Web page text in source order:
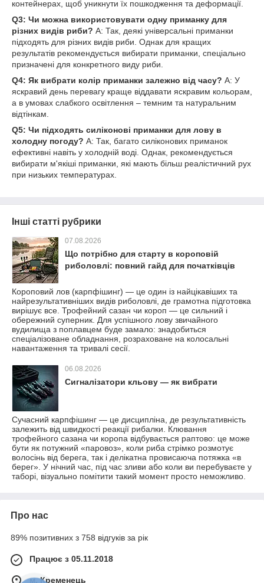
контейнерах, щоб уникнути їх пошкодження та деформації.
Q3: Чи можна використовувати одну приманку для
різних видів риби? A: Так, деякі універсальні приманки
підходять для різних видів риби. Однак для кращих
результатів рекомендується вибирати приманки, спеціально
призначені для конкретного виду риби.
Q4: Як вибрати колір приманки залежно від часу? A: У
яскравий день перевагу краще віддавати яскравим кольорам,
а в умовах слабкого освітлення – темним та натуральним
відтінкам.
Q5: Чи підходять силіконові приманки для лову в
холодну погоду? A: Так, багато силіконових приманок
ефективні навіть у холодній воді. Однак, рекомендується
вибирати м'якіші приманки, які мають більш реалістичний рух
при низьких температурах.
Інші статті рубрики
07.08.2026
Що потрібно для старту в короповій
риболовлі: повний гайд для початківців
Короповий лов (карпфішинг) — це один із найцікавіших та
найрезультативніших видів риболовлі, де грамотна підготовка
вирішує все. Трофейний сазан чи короп — це сильний і
обережний суперник. Для успішного лову звичайного
вудилища з поплавцем буде замало: знадобиться
спеціалізоване обладнання, розраховане на колосальні
навантаження та тривалі сесії.
06.08.2026
Сигналізатори кльову — як вибрати
Сучасний карпфішинг — це дисципліна, де результативність
залежить від швидкості реакції рибалки. Клювання
трофейного сазана чи коропа відбувається раптово: це може
бути як потужний «паровоз», коли риба стрімко розмотує
волосінь від берега, так і делікатна провисаюча потяжка «в
берег». У нічний час, під час зливи або коли ви перебуваєте у
таборі, візуально помітити такий момент просто неможливо.
Про нас
89% позитивних з 758 відгуків за рік
Працює з 05.11.2018
м. Кременець